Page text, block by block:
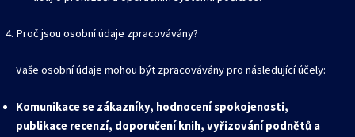
Proč jsou osobní údaje zpracovávány?
Vaše osobní údaje mohou být zpracovávány pro následující účely:
Komunikace se zákazníky, hodnocení spokojenosti,
publikace recenzí, doporučení knih, vyřizování podnětů a